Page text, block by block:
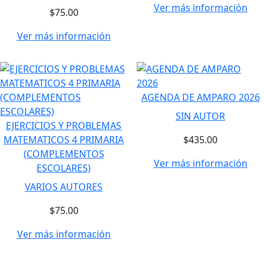
$75.00
Ver más información
Ver más información
EJERCICIOS Y PROBLEMAS
MATEMATICOS 4 PRIMARIA
(COMPLEMENTOS
ESCOLARES)
VARIOS AUTORES
$75.00
Ver más información
AGENDA DE AMPARO 2026
SIN AUTOR
$435.00
Ver más información